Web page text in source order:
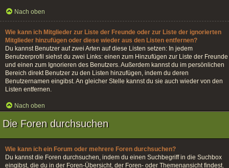
Nach oben
Wie kann ich Mitglieder zur Liste der Freunde oder zur Liste der ignorierten
Mitglieder hinzufügen oder diese wieder aus den Listen entfernen?
Du kannst Benutzer auf zwei Arten auf diese Listen setzen: In jedem
Benutzerprofil siehst du zwei Links: einen zum Hinzufügen zur Liste der Freunde
und einen zum Ignorieren des Benutzers. Außerdem kannst du im persönlichen
Bereich direkt Benutzer zu den Listen hinzufügen, indem du deren
Benutzernamen eingibst. An gleicher Stelle kannst du sie auch wieder von den
Listen entfernen.
Nach oben
Die Foren durchsuchen
Wie kann ich ein Forum oder mehrere Foren durchsuchen?
Du kannst die Foren durchsuchen, indem du einen Suchbegriff in die Suchbox
eingibst, die du in der Foren-Übersicht, der Foren- oder Themenansicht findest.